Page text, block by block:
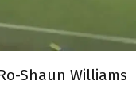
Shaun Williams